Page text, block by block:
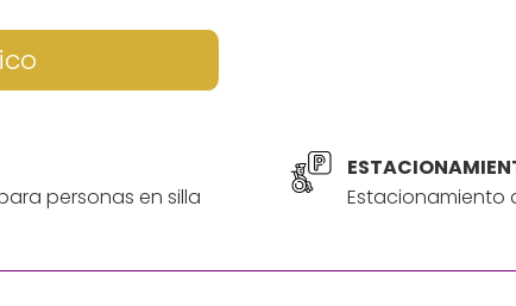
personas en silla
Estacionamiento